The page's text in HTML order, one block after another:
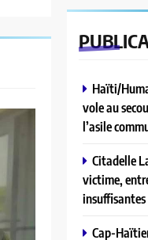
Haïti/
vole au
l’asile
Citadelle
victime,
insuffisantes
Cap-